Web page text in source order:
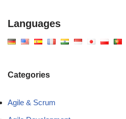
Languages
Categories
Agile & Scrum